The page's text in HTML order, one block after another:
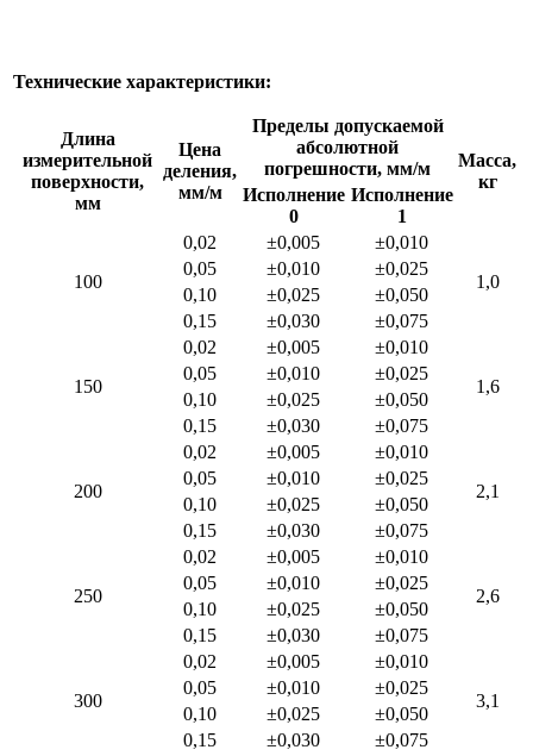
Технические характеристики:
Длина
измерительной
поверхности,
мм
Цена
деления,
мм/м
Пределы допускаемой
абсолютной
погрешности, мм/м
Масса,
кг
Исполнение
0
Исполнение
1
100
0,02 ±0,005
±0,010
1,0
0,05 ±0,010
±0,025
0,10
±0,025
±0,050
0,15
±0,030 ±0,075
150
0,02 ±0,005
±0,010
1,6
0,05 ±0,010
±0,025
0,10
±0,025
±0,050
0,15
±0,030 ±0,075
200
0,02 ±0,005
±0,010
2,1
0,05 ±0,010
±0,025
0,10
±0,025
±0,050
0,15
±0,030 ±0,075
250
0,02 ±0,005
±0,010
2,6
0,05 ±0,010
±0,025
0,10
±0,025
±0,050
0,15
±0,030 ±0,075
300
0,02 ±0,005
±0,010
3,1
0,05 ±0,010
±0,025
0,10
±0,025
±0,050
0,15
±0,030 ±0,075